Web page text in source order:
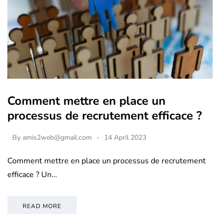
Comment mettre en place un
processus de recrutement efficace ?
By amis2web@gmail.com 14 April 2023
Comment mettre en place un processus de recrutement
efficace ? Un…
READ MORE